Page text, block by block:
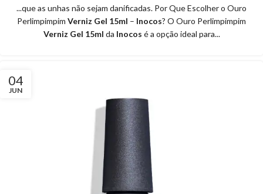
...que as unhas não sejam danificadas. Por Que Escolher o Ouro
Perlimpimpim Verniz Gel 15ml – Inocos? O Ouro Perlimpimpim
Verniz Gel 15ml da Inocos é a opção ideal para...
04
JUN